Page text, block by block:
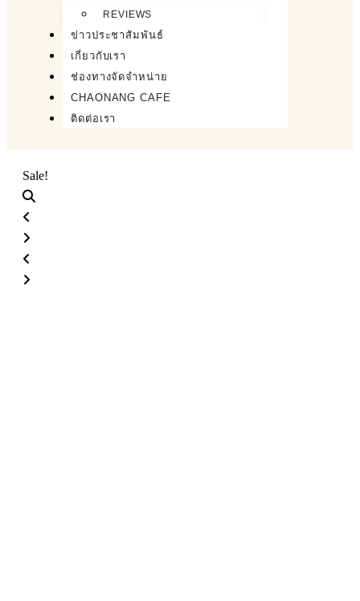
REVIEWS
ข่าวประชาสัมพันธ์
เกี่ยวกับเรา
ช่องทางจัดจำหน่าย
CHAONANG CAFE
ติดต่อเรา
Sale!